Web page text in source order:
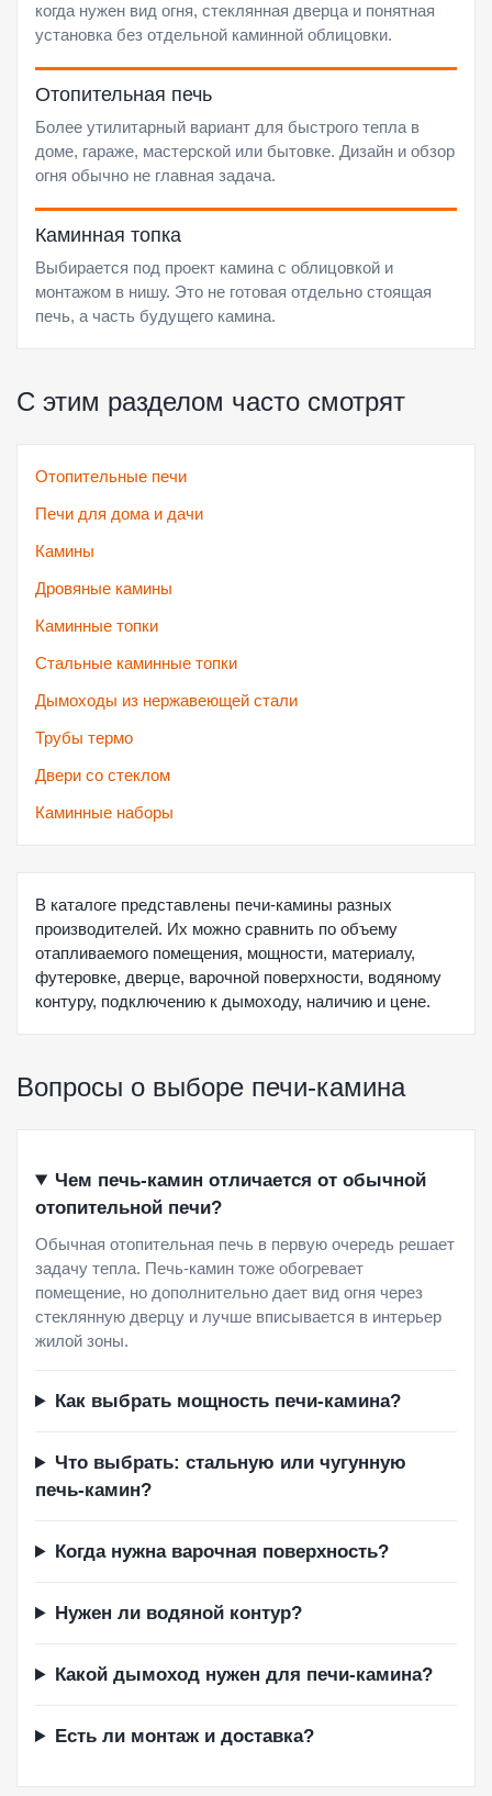
когда нужен вид огня, стеклянная дверца и понятная
установка без отдельной каминной облицовки.
Отопительная печь
Более утилитарный вариант для быстрого тепла в
доме, гараже, мастерской или бытовке. Дизайн и обзор
огня обычно не главная задача.
Каминная топка
Выбирается под проект камина с облицовкой и
монтажом в нишу. Это не готовая отдельно стоящая
печь, а часть будущего камина.
С этим разделом часто смотрят
Отопительные печи
Печи для дома и дачи
Камины
Дровяные камины
Каминные топки
Стальные каминные топки
Дымоходы из нержавеющей стали
Трубы термо
Двери со стеклом
Каминные наборы
В каталоге представлены печи-камины разных
производителей. Их можно сравнить по объему
отапливаемого помещения, мощности, материалу,
футеровке, дверце, варочной поверхности, водяному
контуру, подключению к дымоходу, наличию и цене.
Вопросы о выборе печи-камина
Чем печь-камин отличается от обычной
отопительной печи?
Обычная отопительная печь в первую очередь решает
задачу тепла. Печь-камин тоже обогревает
помещение, но дополнительно дает вид огня через
стеклянную дверцу и лучше вписывается в интерьер
жилой зоны.
Как выбрать мощность печи-камина?
Что выбрать: стальную или чугунную
печь-камин?
Когда нужна варочная поверхность?
Нужен ли водяной контур?
Какой дымоход нужен для печи-камина?
Есть ли монтаж и доставка?